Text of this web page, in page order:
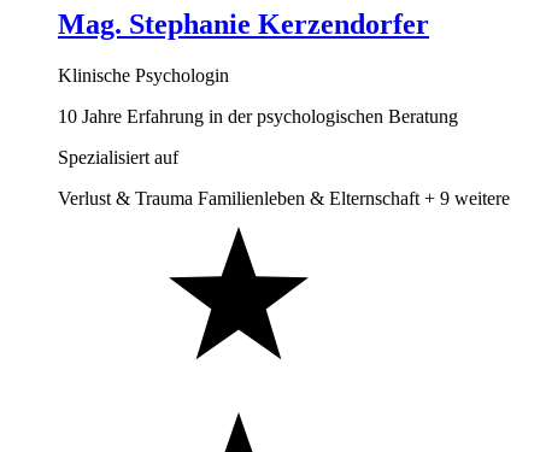
Mag. Stephanie Kerzendorfer
Klinische Psychologin
10 Jahre Erfahrung in der psychologischen Beratung
Spezialisiert auf
Verlust & Trauma Familienleben & Elternschaft + 9 weitere